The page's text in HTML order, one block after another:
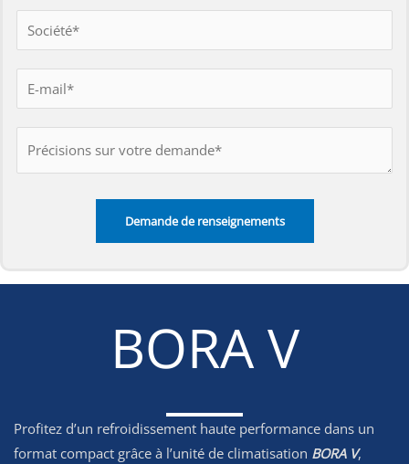
BORA V
Profitez d’un refroidissement haute performance dans un
format compact grâce à l’unité de climatisation BORA V,